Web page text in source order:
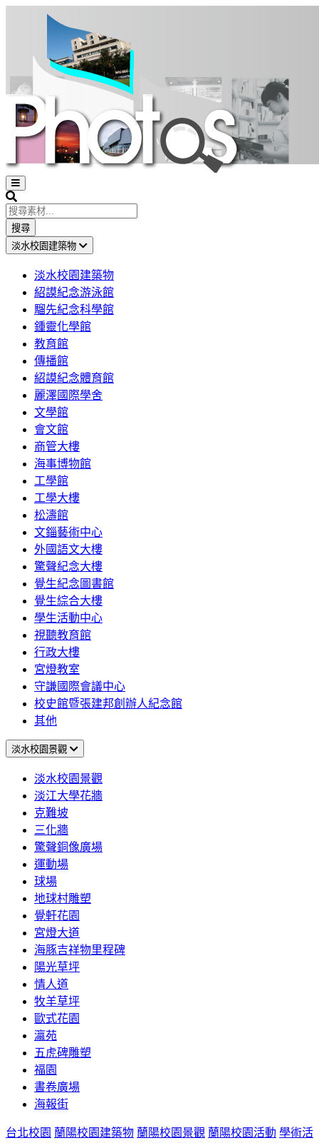
Open
sidebar
Search
搜尋
淡水校園建築物
淡水校園建築物
紹謨紀念游泳館
騮先紀念科學館
鍾靈化學館
教育館
傳播館
紹謨紀念體育館
麗澤國際學舍
文學館
會文館
商管大樓
海事博物館
工學館
工學大樓
松濤館
文錙藝術中心
外國語文大樓
驚聲紀念大樓
覺生紀念圖書館
覺生綜合大樓
學生活動中心
視聽教育館
行政大樓
宮燈教室
守謙國際會議中心
校史館暨張建邦創辦人紀念館
其他
淡水校園景觀
淡水校園景觀
淡江大學花牆
克難坡
三化牆
驚聲銅像廣場
運動場
球場
地球村雕塑
覺軒花園
宮燈大道
海豚吉祥物里程碑
陽光草坪
情人道
牧羊草坪
歐式花園
瀛苑
五虎碑雕塑
福園
書卷廣場
海報街
台北校園 蘭陽校園建築物 蘭陽校園景觀 蘭陽校園活動 學術活